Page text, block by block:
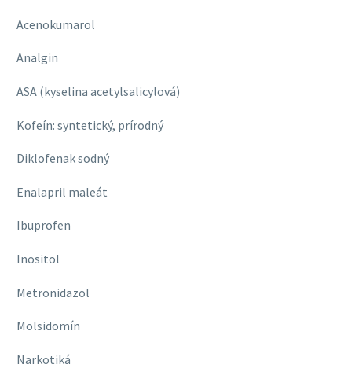
Acenokumarol
Analgin
ASA (kyselina acetylsalicylová)
Kofeín: syntetický, prírodný
Diklofenak sodný
Enalapril maleát
Ibuprofen
Inositol
Metronidazol
Molsidomín
Narkotiká